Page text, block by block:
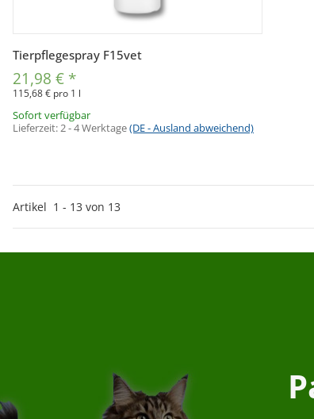
Vorschau
Tierpflegespray F15vet
21,98 € *
115,68 € pro 1 l
Sofort verfügbar
Lieferzeit:2 - 4 Werktage(DE - Ausland abweichend)
Artikel 1 - 13 von 13